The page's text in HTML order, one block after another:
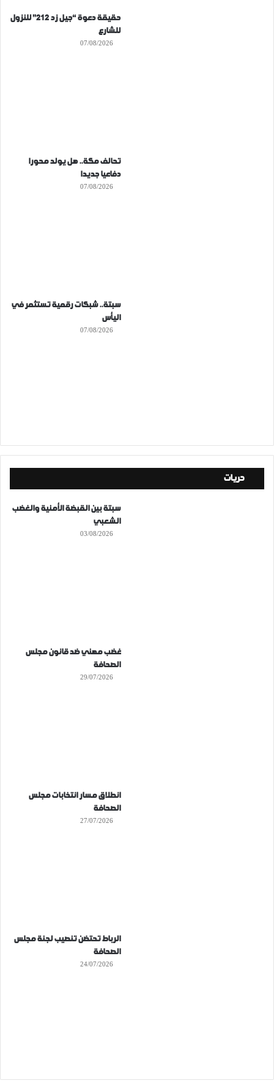
حقيقة دعوة “جيل زد 212” للنزول
للشارع
07/08/2026
تحالف مكة.. هل يولد محورا
دفاعيا جديدا
07/08/2026
سبتة.. شبكات رقمية تستثمر في
اليأس
07/08/2026
حريات
سبتة بين القبضة الأمنية والغضب
الشعبي
03/08/2026
غضب مهني ضد قانون مجلس
الصحافة
29/07/2026
انطلاق مسار انتخابات مجلس
الصحافة
27/07/2026
الرباط تحتضن تنصيب لجنة مجلس
الصحافة
24/07/2026